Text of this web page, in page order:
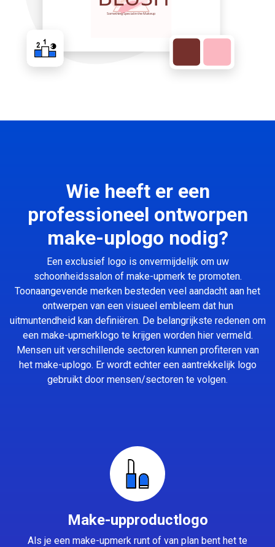
Wie heeft er een
professioneel ontworpen
make-uplogo nodig?
Een exclusief logo is onvermijdelijk om uw
schoonheidssalon of make-upmerk te promoten.
Toonaangevende merken besteden veel aandacht aan het
ontwerpen van een visueel embleem dat hun
uitmuntendheid kan definiëren. De belangrijkste redenen om
een make-upmerklogo te krijgen worden hier vermeld.
Mensen uit verschillende sectoren kunnen profiteren van
het make-uplogo. Er wordt echter een aantrekkelijk logo
gebruikt door mensen/sectoren te volgen.
Make-upproductlogo
Als je een make-upmerk runt of van plan bent het te